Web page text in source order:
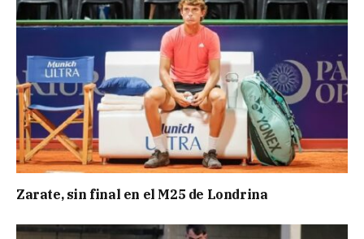
Zarate, sin final en el M25 de Londrina